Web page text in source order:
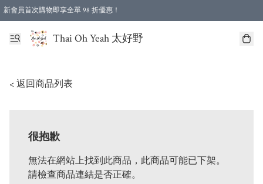
新會員首次購物即享全單 98 折優惠！
特選會員可享全單低至 96 折優惠！
Thai Oh Yeah 太好野
< 返回商品列表
很抱歉
無法在網站上找到此商品，此商品可能已下架。
請檢查商品連結是否正確。